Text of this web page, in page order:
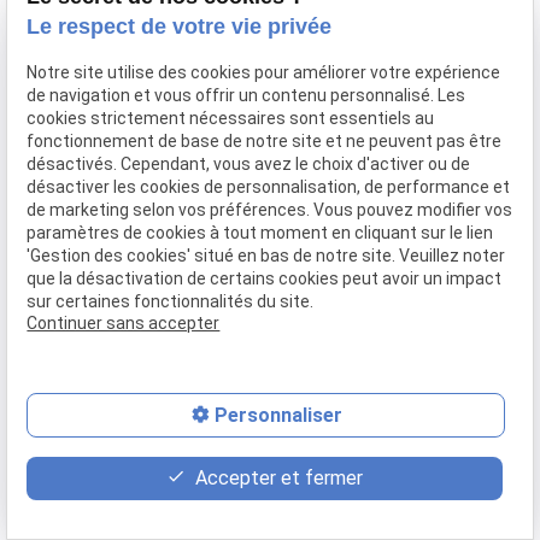
Confier mon bien
Contact
Mentions légalesPolitique de confidentialité
Gestion des cookiesPlan du site
place
Plan d'accès
contact_page
Contact
phone
04 37 28 61 56
Le respect de votre vie privée
Notre site utilise des cookies pour améliorer votre expérience
de navigation et vous offrir un contenu personnalisé. Les
cookies strictement nécessaires sont essentiels au
fonctionnement de base de notre site et ne peuvent pas être
désactivés. Cependant, vous avez le choix d'activer ou de
désactiver les cookies de personnalisation, de performance et
de marketing selon vos préférences. Vous pouvez modifier vos
paramètres de cookies à tout moment en cliquant sur le lien
'Gestion des cookies' situé en bas de notre site. Veuillez noter
que la désactivation de certains cookies peut avoir un impact
sur certaines fonctionnalités du site.
Continuer sans accepter
Personnaliser
Accepter et fermer